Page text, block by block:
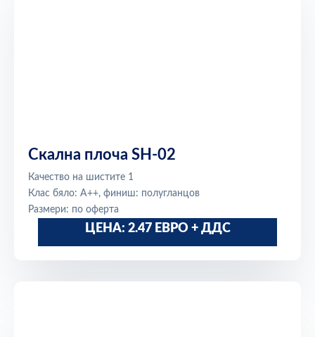
Скална плоча SH-02
Качество на шистите 1
Клас бяло: A++, финиш: полугланцов
Размери: по оферта
ЦЕНА: 2.47 ЕВРО + ДДС